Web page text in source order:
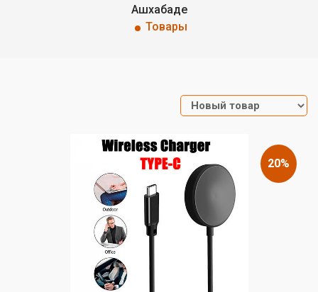
Ашхабаде
Товары
20%